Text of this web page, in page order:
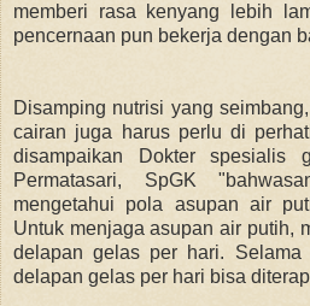
memberi rasa kenyang lebih
pencernaan pun bekerja dengan
Disamping nutrisi yang
cairan juga harus perlu di
disampaikan Dokter
Permatasari, SpGK
mengetahui pola asupan air
Untuk menjaga asupan air putih,
delapan gelas per hari.
delapan gelas per hari bisa